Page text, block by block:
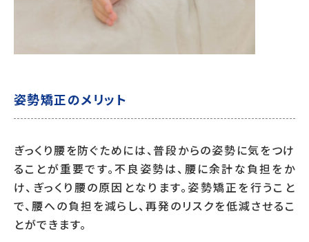
姿勢矯正のメリット
ぎっくり腰を防ぐためには、普段からの姿勢に気をつけ
ることが重要です。不良姿勢は、腰に余計な負担をか
け、ぎっくり腰の原因となります。姿勢矯正を行うこと
で、腰への負担を減らし、再発のリスクを低減させるこ
とができます。